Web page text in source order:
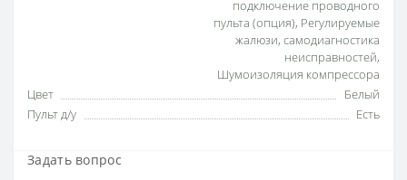
подключение проводного
пульта (опция), Регулируемые
жалюзи, самодиагностика
неисправностей,
Шумоизоляция компрессора
Цвет
Белый
Пульт д/у
Есть
Задать вопрос